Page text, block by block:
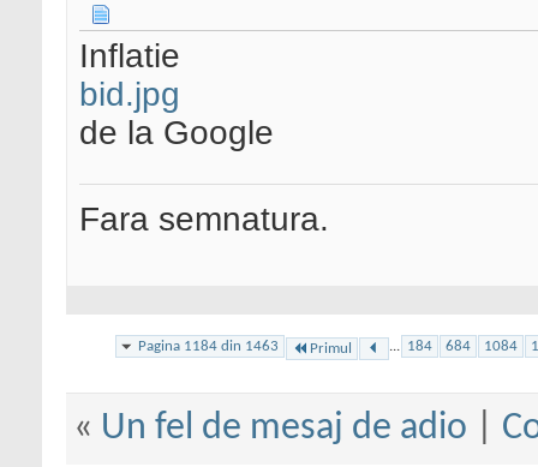
Inflatie
bid.jpg
de la Google
Fara semnatura.
Pagina 1184 din 1463 Primul ... 184 684 1084
« Un fel de mesaj de adio